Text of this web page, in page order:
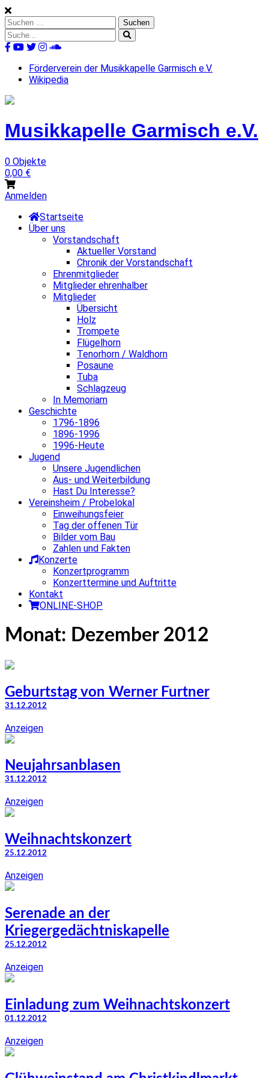
Skip
to
content
Suchen
nach:
Suche
nach:
Förderverein der Musikkapelle Garmisch e.V.
Wikipedia
Musikkapelle Garmisch e.V.
0 Objekte
0,00 €
Anmelden
Startseite
Über uns
Vorstandschaft
Aktueller Vorstand
Chronik der Vorstandschaft
Ehrenmitglieder
Mitglieder ehrenhalber
Mitglieder
Übersicht
Holz
Trompete
Flügelhorn
Tenorhorn / Waldhorn
Posaune
Tuba
Schlagzeug
In Memoriam
Geschichte
1796-1896
1896-1996
1996-Heute
Jugend
Unsere Jugendlichen
Aus- und Weiterbildung
Hast Du Interesse?
Vereinsheim / Probelokal
Einweihungsfeier
Tag der offenen Tür
Bilder vom Bau
Zahlen und Fakten
Konzerte
Konzertprogramm
Konzerttermine und Auftritte
Kontakt
ONLINE-SHOP
Monat: Dezember 2012
Geburtstag von Werner Furtner
31.12.2012
Anzeigen
Neujahrsanblasen
31.12.2012
Anzeigen
Weihnachtskonzert
25.12.2012
Anzeigen
Serenade an der
Kriegergedächtniskapelle
25.12.2012
Anzeigen
Einladung zum Weihnachtskonzert
01.12.2012
Anzeigen